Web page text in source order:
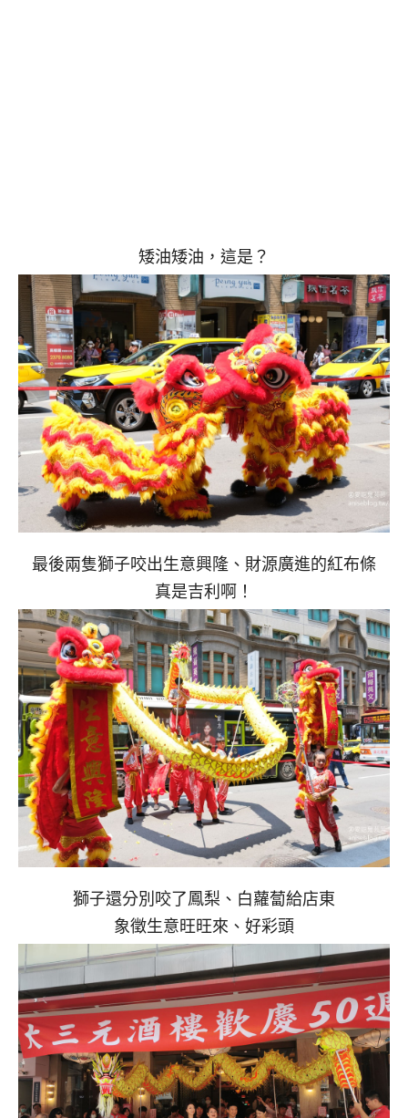
矮油矮油，這是？
最後兩隻獅子咬出生意興隆、財源廣進的紅布條
真是吉利啊！
獅子還分別咬了鳳梨、白蘿蔔給店東
象徵生意旺旺來、好彩頭